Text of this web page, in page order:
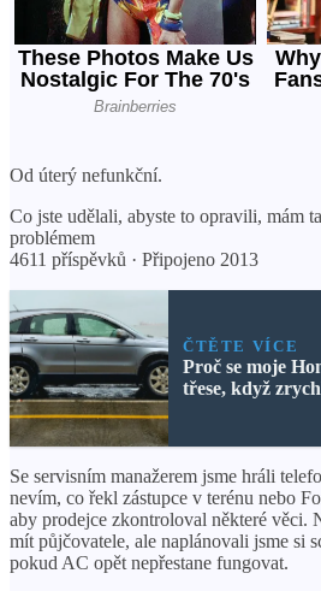
Od úterý nefunkční.
Co jste udělali, abyste to opravili, mám
problémem
4611 příspěvků · Připojeno 2013
ČTĚTE VÍCE
Proč se moje
třese, když
Se servisním manažerem jsme hráli
nevím, co řekl zástupce v terénu nebo
aby prodejce zkontroloval některé věci.
mít půjčovatele, ale naplánovali jsme si
pokud AC opět nepřestane fungovat.